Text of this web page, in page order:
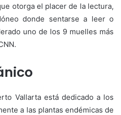
otorga el placer de la lectura,
donde sentarse a leer o
uno de los 9 muelles más
Vallarta está dedicado a los
a las plantas endémicas de